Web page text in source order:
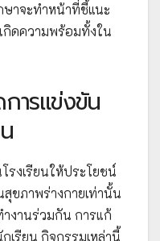
าจะทำหน้าที่ชี้แนะ
กิดความพร้อมทั้งใน
การแข่งขัน
รงเรียนให้ประโยชน์
ขภาพร่างกายเท่านั้น
งานร่วมกัน การแก้
เรียน กิจกรรมเหล่านี้